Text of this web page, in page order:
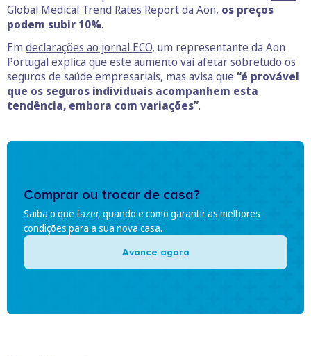
Global Medical Trend Rates Reportda Aon, os preços
podem subir 10%.
Em declarações ao jornal ECO, um representante da Aon
Portugal explica que este aumento vai afetar sobretudo os
seguros de saúde empresariais, mas avisa que “é provável
que os seguros individuais acompanhem esta
tendência, embora com variações”.
Comprar ou trocar de casa?
Saiba o que fazer, quando e como garantir as melhores
condições para a sua nova casa.
Avance agora